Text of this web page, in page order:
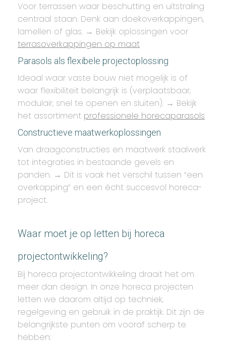
Voor terrassen waar beschutting en uitstraling
centraal staan. Denk aan doekoverkappingen,
lamellen of glas. → Bekijk oplossingen voor
terrasoverkappingen op maat
Parasols als flexibele projectoplossing
Ideaal waar vaste bouw niet mogelijk is of
waar flexibiliteit belangrijk is (verplaatsbaar,
modulair, snel te openen en sluiten). → Bekijk
het assortiment professionele horecaparasols
Constructieve maatwerkoplossingen
Van draagconstructies en maatwerk staalwerk
tot integraties in bestaande gevels en
panden. → Dit is vaak het verschil tussen “een
overkapping” en een écht succesvol horeca-
project.
Waar moet je op letten bij horeca
projectontwikkeling?
Bij horeca projectontwikkeling draait het om
meer dan design. In onze horeca projecten
letten we daarom altijd op techniek,
regelgeving en gebruik in de praktijk. Dit zijn de
belangrijkste punten om vooraf scherp te
hebben: